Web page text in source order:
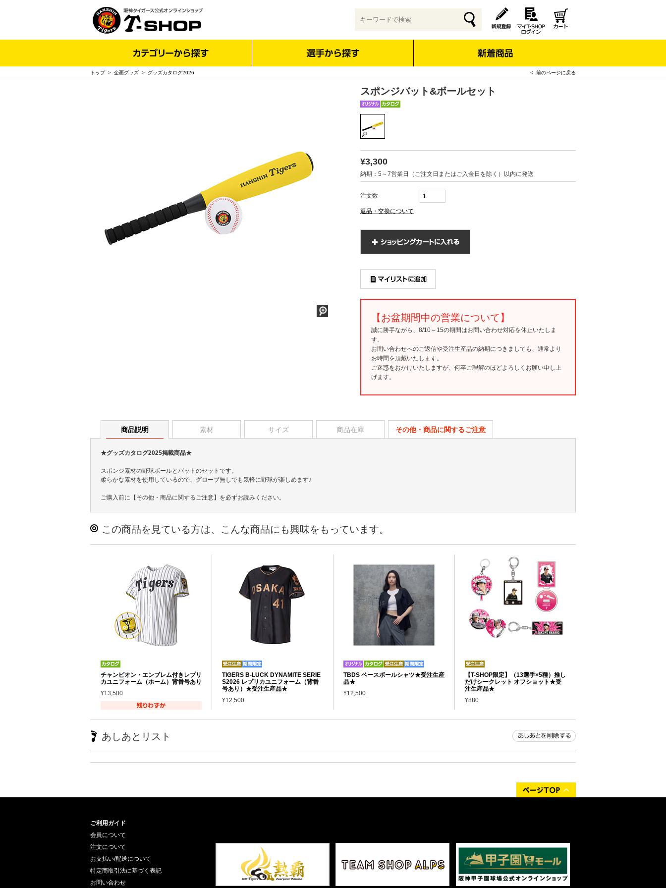
トップ> 企画グッズ > グッズカタログ2026 < 前のページに戻る
スポンジバット&ボールセット
¥3,300
納期：5～7営業日（ご注文日またはご入金日を除く）以内に発送
注文数
返品・交換について
【お盆期間中の営業について】
誠に勝手ながら、8/10～15の期間はお問い合わせ対応を休止いたしま
す。
お問い合わせへのご返信や受注生産品の納期につきましても、通常より
お時間を頂戴いたします。
ご迷惑をおかけいたしますが、何卒ご理解のほどよろしくお願い申し上
げます。
商品説明 素材 サイズ 商品在庫 その他・商品に関するご注意
★グッズカタログ2025掲載商品★
スポンジ素材の野球ボールとバットのセットです。
柔らかな素材を使用しているので、グローブ無しでも気軽に野球が楽しめます♪
ご購入前に【その他・商品に関するご注意】を必ずお読みください。
この商品を見ている方は、こんな商品にも興味をもっています。
チャンピオン・エンブレム付きレプリ
カユニフォーム（ホーム）背番号あり
¥13,500
TIGERS B-LUCK DYNAMITE SERIE
S2026 レプリカユニフォーム（背番
号あり）★受注生産品★
¥12,500
TBDS ベースボールシャツ★受注生産
品★
¥12,500
【T-SHOP限定】（13選手×5種）推し
だけシークレット オフショット★受
注生産品★
¥880
あしあとリスト
ご利用ガイド
会員について
注文について
お支払い/配送について
特定商取引法に基づく表記
お問い合わせ